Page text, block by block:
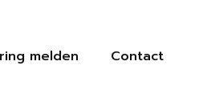
melden Contact